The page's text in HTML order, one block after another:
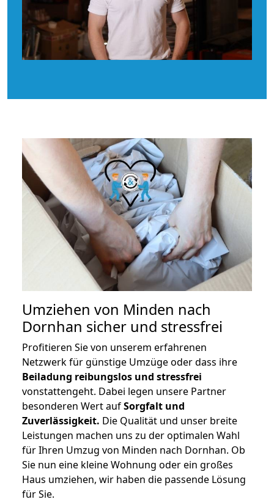
Umziehen von Minden nach
Dornhan sicher und stressfrei
Profitieren Sie von unserem erfahrenen
Netzwerk für günstige Umzüge oder dass ihre
Beiladung reibungslos und stressfrei
vonstattengeht. Dabei legen unsere Partner
besonderen Wert aufSorgfalt und
Zuverlässigkeit. Die Qualität und unser breite
Leistungen machen uns zu der optimalen Wahl
für Ihren Umzug von Minden nach Dornhan. Ob
Sie nun eine kleine Wohnung oder ein großes
Haus umziehen, wir haben die passende Lösung
für Sie.